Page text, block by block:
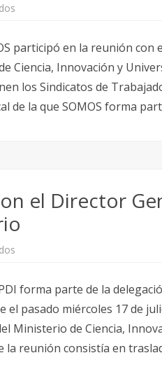
el
Secretario
General
de
Universidades
17julio24
participó en la reunión con
Ciencia, Innovación y
los Sindicatos de
de la que SOMOS forma
el Director
en
Madrid
con
el
Director
General
de
Universidades
forma parte de la
el pasado miércoles 17 de
Ministerio de Ciencia,
la reunión consistía en